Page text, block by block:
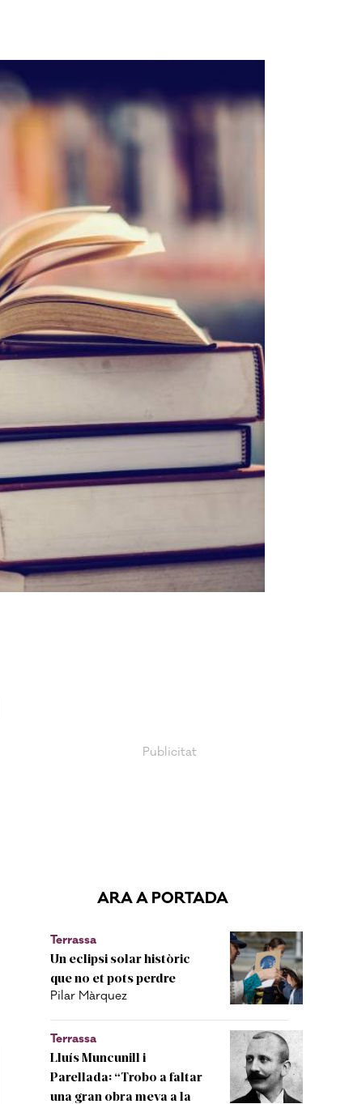
ARA A PORTADA
Terrassa
Un eclipsi solar històric
que no et pots perdre
Pilar Màrquez
Terrassa
Lluís Muncunill i
Parellada: “Trobo a faltar
una gran obra meva a la